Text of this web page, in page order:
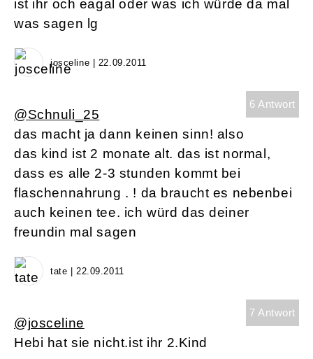
ist ihr och eagal oder was ich würde da mal
was sagen lg
josceline | 22.09.2011
6 Antwort
@Schnuli_25
das macht ja dann keinen sinn! also
das kind ist 2 monate alt. das ist normal,
dass es alle 2-3 stunden kommt bei
flaschennahrung . ! da braucht es nebenbei
auch keinen tee. ich würd das deiner
freundin mal sagen
tate | 22.09.2011
7 Antwort
@josceline
Hebi hat sie nicht.ist ihr 2.Kind